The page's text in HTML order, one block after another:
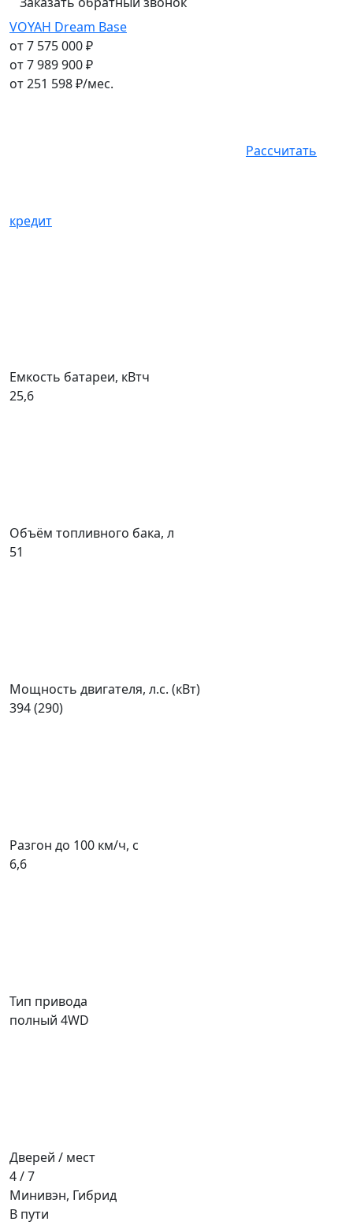
VOYAH Dream Base
от 7 575 000 ₽
от 7 989 900 ₽
от251 598₽/мес.
Рассчитать
кредит
Емкость батареи, кВтч
25,6
Объём топливного бака, л
51
Мощность двигателя, л.с. (кВт)
394 (290)
Разгон до 100 км/ч, с
6,6
Тип привода
полный 4WD
Дверей / мест
4 / 7
Минивэн, Гибрид
В пути